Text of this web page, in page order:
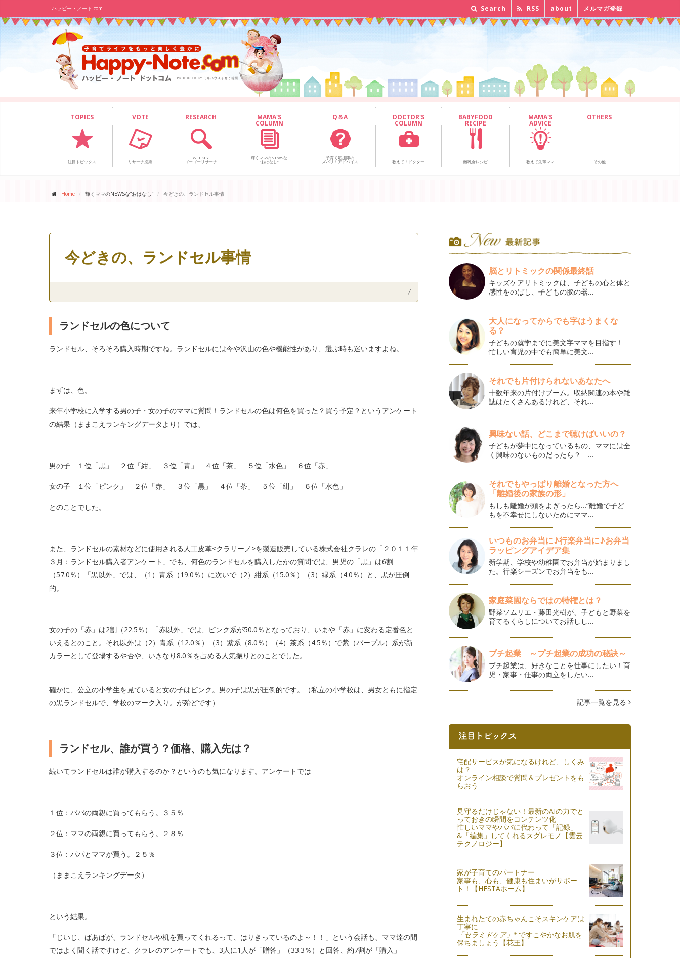
ハッピー・ノート.com Search RSS about メルマガ登録
TOPICS
注目トピックス
VOTE
リサーチ投票
RESEARCH
WEEKLY
ゴーゴーリサーチ
MAMA'S
COLUMN
輝くママのNEWSな
“おはなし”
Q＆A
子育て応援隊の
ズバリ！アドバイス
DOCTOR'S
COLUMN
教えて！ドクター
BABYFOOD
RECIPE
離乳食レシピ
MAMA'S
ADVICE
教えて先輩ママ
OTHERS
その他
Home 輝くママのNEWSな“おはなし” 今どきの、ランドセル事情
今どきの、ランドセル事情
/
ランドセルの色について
ランドセル、そろそろ購入時期ですね。ランドセルには今や沢山の色や機能性があり、選ぶ時も迷いますよね。
まずは、色。
来年小学校に入学する男の子・女の子のママに質問！ランドセルの色は何色を買った？買う予定？というアンケート
の結果（ままこえランキングデータより）では、
男の子 １位「黒」 ２位「紺」 ３位「青」 ４位「茶」 ５位「水色」 ６位「赤」
女の子 １位「ピンク」 ２位「赤」 ３位「黒」 ４位「茶」 ５位「紺」 ６位「水色」
とのことでした。
また、ランドセルの素材などに使用される人工皮革<クラリーノ>を製造販売している株式会社クラレの「２０１１年
３月：ランドセル購入者アンケート」でも、何色のランドセルを購入したかの質問では、男児の「黒」は6割
（57.0％）「黒以外」では、（1）青系（19.0％）に次いで（2）紺系（15.0％）（3）緑系（4.0％）と、黒が圧倒
的。
女の子の「赤」は2割（22.5％）
「赤以外」では、ピンク系が50.0％となっており、いまや「赤」に変わる定番色と
いえるとのこと。それ以外は（2）青系（12.0％）（3）紫系（8.0％）（4）茶系（4.5％）で紫（パープル）系が新
カラーとして登場するや否や、いきなり8.0％を占める人気振りとのことでした。
確かに、公立の小学生を見ていると女の子はピンク。男の子は黒が圧倒的です。（私立の小学校は、男女ともに指定
の黒ランドセルで、学校のマーク入り。が殆どです）
ランドセル、誰が買う？価格、購入先は？
続いてランドセルは誰が購入するのか？というのも気になります。アンケートでは
１位：パパの両親に買ってもらう。３５％
２位：ママの両親に買ってもらう。２８％
３位：パパとママが買う。２５％
（ままこえランキングデータ）
という結果。
「じいじ、ばあばが、ランドセルや机を買ってくれるって、はりきっているのよ～！！」という会話も、ママ達の間
ではよく聞く話ですけど、クラレのアンケートでも、3人に1人が「贈答」（33.3％）と回答、約7割が「購入」
脳とリトミックの関係最終話
キッズケアリトミックは、子どもの心と体と
感性をのばし、子どもの脳の器…
大人になってからでも字はうまくな
る？
子どもの就学までに美文字ママを目指す！
忙しい育児の中でも簡単に美文…
それでも片付けられないあなたへ
十数年来の片付けブーム。収納関連の本や雑
誌はたくさんあるけれど、それ…
興味ない話、どこまで聴けばいいの？
子どもが夢中になっているもの、ママには全
く興味のないものだったら？ …
それでもやっぱり離婚となった方へ
「離婚後の家族の形」
もしも離婚が頭をよぎったら…“離婚で子ど
もを不幸せにしないためにママ…
いつものお弁当に♪行楽弁当に♪お弁当
ラッピングアイデア集
新学期、学校や幼稚園でお弁当が始まりまし
た。行楽シーズンでお弁当をも…
家庭菜園ならではの特権とは？
野菜ソムリエ・藤田光樹が、子どもと野菜を
育てるくらしについてお話しし…
プチ起業 ～プチ起業の成功の秘訣～
プチ起業は、好きなことを仕事にしたい！育
児・家事・仕事の両立をしたい…
記事一覧を見る
宅配サービスが気になるけれど、しくみ
は？
オンライン相談で質問＆プレゼントをも
らおう
見守るだけじゃない！最新のAIの力でと
っておきの瞬間をコンテンツ化
忙しいママやパパに代わって「記録」
&「編集」してくれるスグレモノ【雲云
テクノロジー】
家が子育てのパートナー
家事も、心も、健康も住まいがサポー
ト！【HESTAホーム】
生まれたての赤ちゃんこそスキンケアは
丁寧に
「セラミドケア」 ※ですこやかなお肌を
保ちましょう【花王】